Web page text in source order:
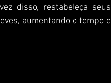
disso, restabeleça seus
aumentando o tempo e